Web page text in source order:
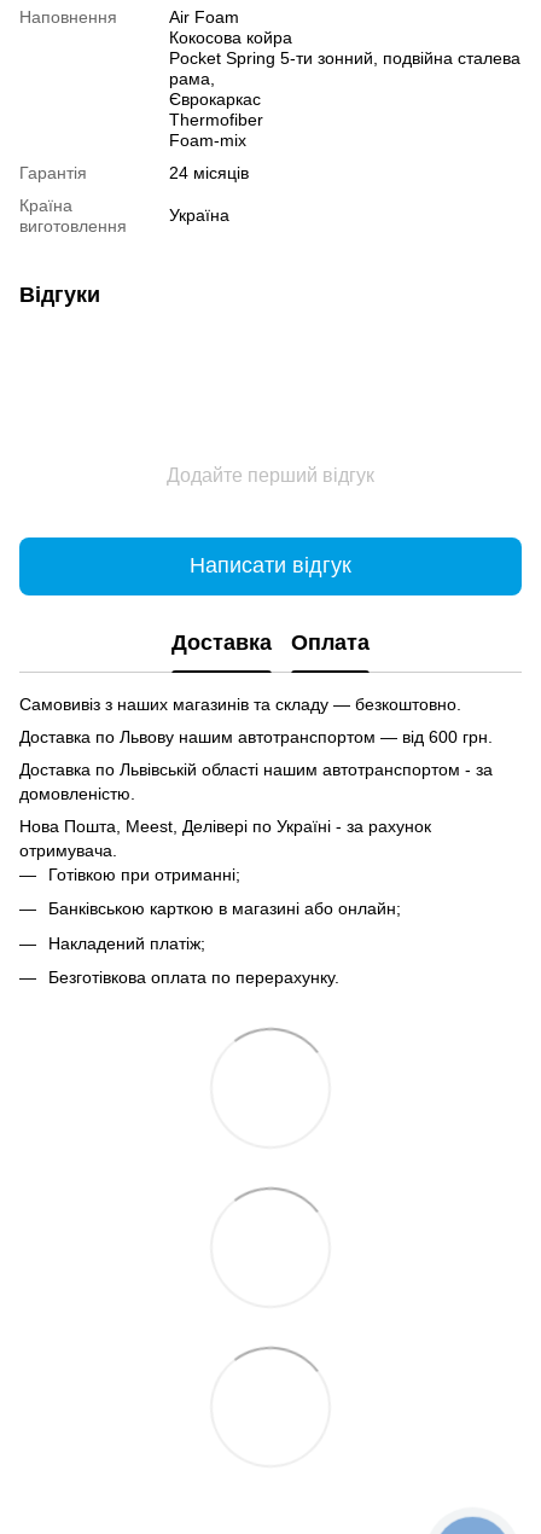
Наповнення
Air Foam
Кокосова койра
Pocket Spring 5-ти зонний, подвійна сталева
рама,
Єврокаркас
Thermofiber
Foam-mix
Гарантія
24 місяців
Країна
виготовлення
Україна
Відгуки
Додайте перший відгук
Написати відгук
Доставка Оплата
Самовивіз з наших магазинів та складу — безкоштовно.
Доставка по Львову нашим автотранспортом — від 600 грн.
Доставка по Львівській області нашим автотранспортом - за
домовленістю.
Нова Пошта, Meest, Делівері по Україні - за рахунок
отримувача.
Готівкою при отриманні;
Банківською карткою в магазині або онлайн;
Накладений платіж;
Безготівкова оплата по перерахунку.